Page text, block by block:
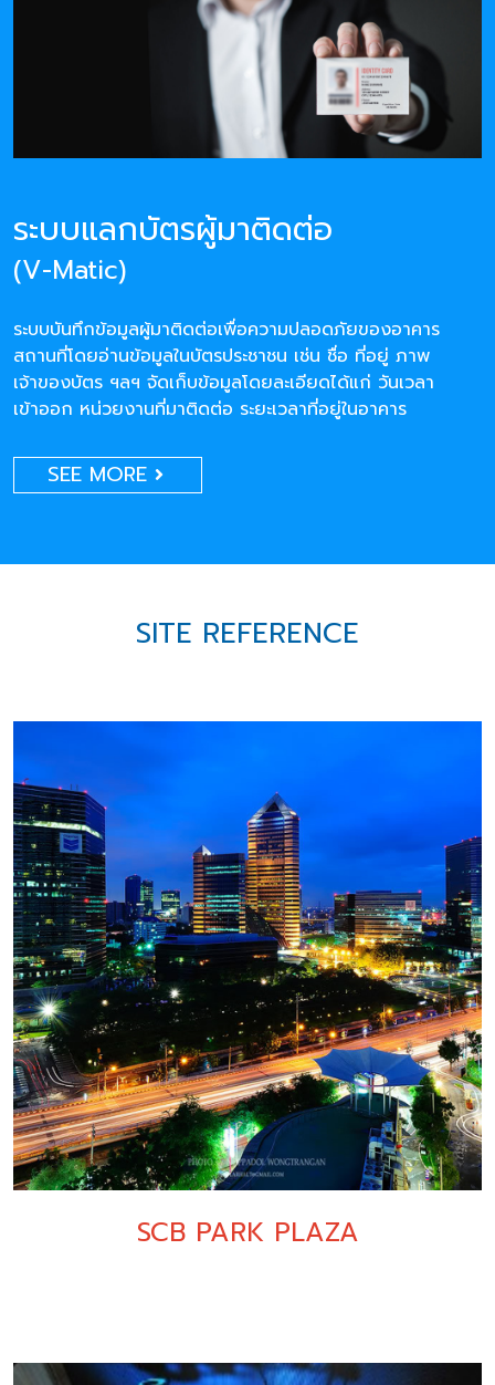
ระบบแลกบัตรผู้มาติดต่อ
(V-Matic)
ระบบบันทึกข้อมูลผู้มาติดต่อเพื่อความปลอดภัยของอาคาร
สถานที่โดยอ่านข้อมูลในบัตรประชาชน เช่น ชื่อ ที่อยู่ ภาพ
เจ้าของบัตร ฯลฯ จัดเก็บข้อมูลโดยละเอียดได้แก่ วันเวลา
เข้าออก หน่วยงานที่มาติดต่อ ระยะเวลาที่อยู่ในอาคาร
SEE MORE
SITE REFERENCE
SCB PARK PLAZA